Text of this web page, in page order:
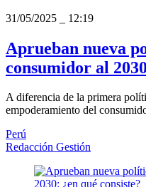
31/05/2025
12:19
Aprueban nueva
consumidor al
A diferencia de la primera
empoderamiento del
Perú
Redacción Gestión